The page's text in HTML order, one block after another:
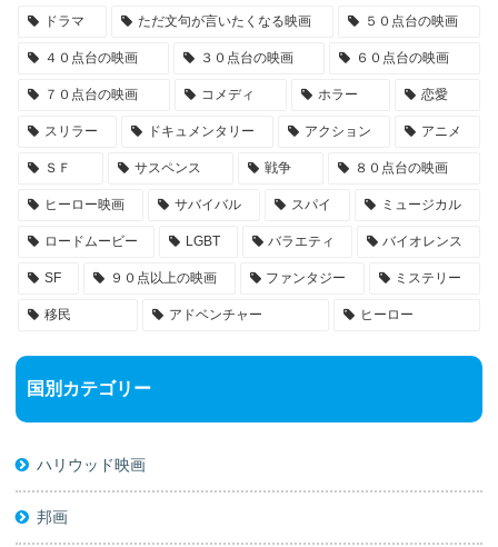
ドラマ ただ文句が言いたくなる映画 ５０点台の映画
４０点台の映画 ３０点台の映画 ６０点台の映画
７０点台の映画 コメディ ホラー 恋愛
スリラー ドキュメンタリー アクション アニメ
ＳＦ サスペンス 戦争 ８０点台の映画
ヒーロー映画 サバイバル スパイ ミュージカル
ロードムービー LGBT バラエティ バイオレンス
SF ９０点以上の映画 ファンタジー ミステリー
移民 アドベンチャー ヒーロー
国別カテゴリー
ハリウッド映画
邦画